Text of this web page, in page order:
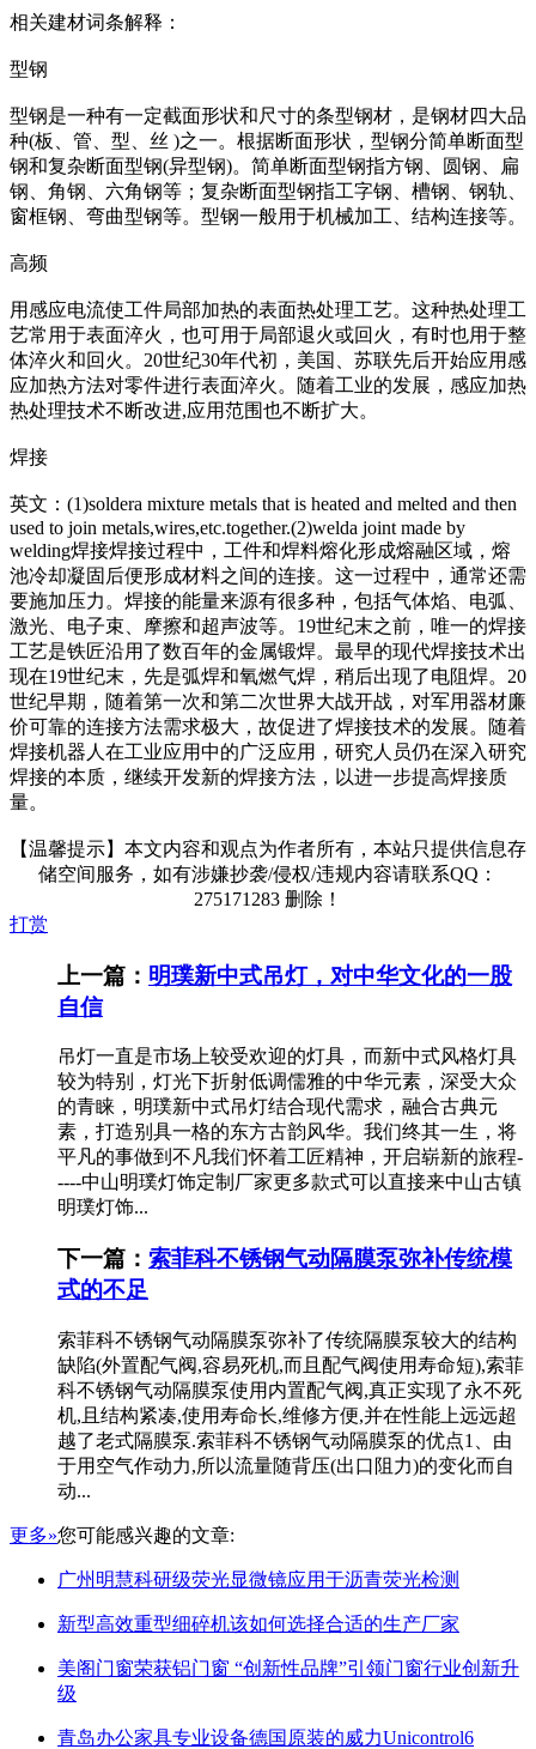
相关建材词条解释：
型钢
型钢是一种有一定截面形状和尺寸的条型钢材，是钢材四大品
种(板、管、型、丝 )之一。根据断面形状，型钢分简单断面型
钢和复杂断面型钢(异型钢)。简单断面型钢指方钢、圆钢、扁
钢、角钢、六角钢等；复杂断面型钢指工字钢、槽钢、钢轨、
窗框钢、弯曲型钢等。型钢一般用于机械加工、结构连接等。
高频
用感应电流使工件局部加热的表面热处理工艺。这种热处理工
艺常用于表面淬火，也可用于局部退火或回火，有时也用于整
体淬火和回火。20世纪30年代初，美国、苏联先后开始应用感
应加热方法对零件进行表面淬火。随着工业的发展，感应加热
热处理技术不断改进,应用范围也不断扩大。
焊接
英文：(1)soldera mixture metals that is heated and melted and then
used to join metals,wires,etc.together.(2)welda joint made by
welding焊接焊接过程中，工件和焊料熔化形成熔融区域，熔
池冷却凝固后便形成材料之间的连接。这一过程中，通常还需
要施加压力。焊接的能量来源有很多种，包括气体焰、电弧、
激光、电子束、摩擦和超声波等。19世纪末之前，唯一的焊接
工艺是铁匠沿用了数百年的金属锻焊。最早的现代焊接技术出
现在19世纪末，先是弧焊和氧燃气焊，稍后出现了电阻焊。20
世纪早期，随着第一次和第二次世界大战开战，对军用器材廉
价可靠的连接方法需求极大，故促进了焊接技术的发展。随着
焊接机器人在工业应用中的广泛应用，研究人员仍在深入研究
焊接的本质，继续开发新的焊接方法，以进一步提高焊接质
量。
【温馨提示】本文内容和观点为作者所有，本站只提供信息存
储空间服务，如有涉嫌抄袭/侵权/违规内容请联系QQ：
275171283 删除！
打赏
上一篇： 明璞新中式吊灯，对中华文化的一股
自信
吊灯一直是市场上较受欢迎的灯具，而新中式风格灯具
较为特别，灯光下折射低调儒雅的中华元素，深受大众
的青睐，明璞新中式吊灯结合现代需求，融合古典元
素，打造别具一格的东方古韵风华。我们终其一生，将
平凡的事做到不凡我们怀着工匠精神，开启崭新的旅程-
----中山明璞灯饰定制厂家更多款式可以直接来中山古镇
明璞灯饰...
下一篇： 索菲科不锈钢气动隔膜泵弥补传统模
式的不足
索菲科不锈钢气动隔膜泵弥补了传统隔膜泵较大的结构
缺陷(外置配气阀,容易死机,而且配气阀使用寿命短),索菲
科不锈钢气动隔膜泵使用内置配气阀,真正实现了永不死
机,且结构紧凑,使用寿命长,维修方便,并在性能上远远超
越了老式隔膜泵.索菲科不锈钢气动隔膜泵的优点1、由
于用空气作动力,所以流量随背压(出口阻力)的变化而自
动...
更多»您可能感兴趣的文章:
广州明慧科研级荧光显微镜应用于沥青荧光检测
新型高效重型细碎机该如何选择合适的生产厂家
美阁门窗荣获铝门窗 “创新性品牌”引领门窗行业创新升
级
青岛办公家具专业设备德国原装的威力Unicontrol6